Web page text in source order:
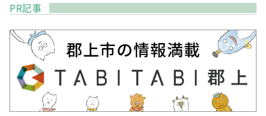
PR記事